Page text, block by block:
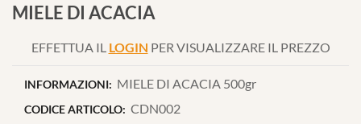
MIELE DI ACACIA
EFFETTUA IL LOGIN PER VISUALIZZARE IL PREZZO
INFORMAZIONI: MIELE DI ACACIA 500gr
CODICE ARTICOLO: CDN002